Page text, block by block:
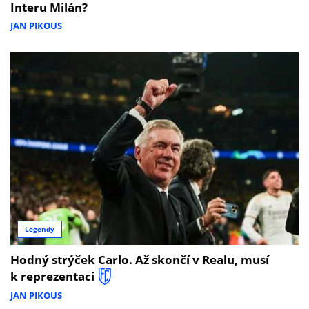
Interu Milán?
JAN PIKOUS
Legendy
Hodný strýček Carlo. Až skončí v Realu, musí
k reprezentaci
JAN PIKOUS